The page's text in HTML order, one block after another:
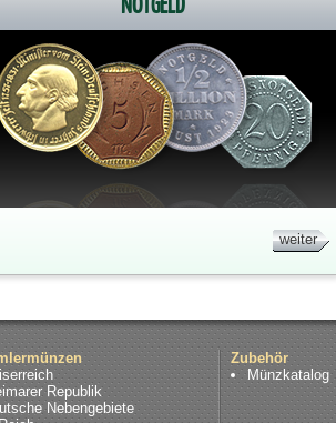
weiter
Republik
Nebengebiete
Zubehör
Münzkatalog